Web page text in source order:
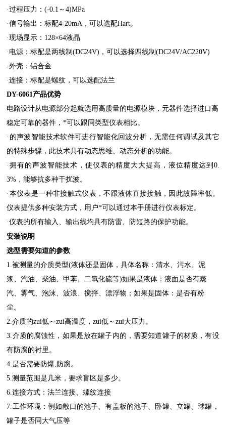
·过程压力：(-0.1～4)MPa
·信号输出：标配4-20mA，可以选配Hart。
·现场显示：128×64液晶
· 电源：标配是两线制(DC24V)，可以选择四线制(DC24V/AC220V)
·外壳：铝合金
·连接：标配是螺纹，可以选配法兰
DY-6061产品优势
电路设计从电源部分起就选用高质量的电源模块，元器件选择进口高
稳定可靠的器件，*可以跟同类型仪表相比。
· 的声波智能技术软件可进行智能化回波分析，无需任何调试及其它
的特殊步骤，此技术具有动态思维、动态分析的功能。
· 拥有的声波智能技术，使仪表的精度大大提高，液位精度达到0.
3%，能够抗多种干扰波。
· 本仪表是一种非接触式仪表，不跟液体直接接触，因此故障率低。
仪表提供多种安装方式，用户*可以通过本手册进行仪表标定。
·仪表的所有输入、输出线均具有防雷、防短路的保护功能。
安装说明
选型需要知道的参数
1.被测量的介质类型(液体还是固体，具体名称：清水、污水、泥
浆、汽油、柴油、甲苯、二氧化硫等)如果是液体：液面是否有蒸
汽、雾气、泡沫、波浪、搅拌、漂浮物；如果是固体：是否有粉
尘。
2.介质的zui低～zui高温度，zui低～zui大压力。
3.介质的腐蚀性，如果是放在罐子内的，需要知道罐子的材质，有没
有防腐的衬里。
4.是否需要防爆,防腐。
5.测量范围是几米，要求盲区是多少。
6.连接方式：法兰连接、螺纹连接
7.工作环境：例如敞口的池子、有盖板的池子、卧罐、立罐、球罐，
罐子是否同大气压等